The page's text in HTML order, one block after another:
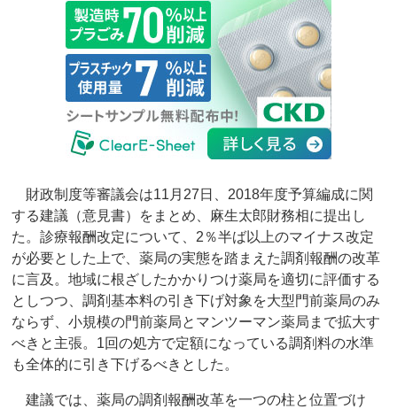
財政制度等審議会は11月27日、2018年度予算編成に関
する建議（意見書）をまとめ、麻生太郎財務相に提出し
た。診療報酬改定について、2％半ば以上のマイナス改定
が必要とした上で、薬局の実態を踏まえた調剤報酬の改革
に言及。地域に根ざしたかかりつけ薬局を適切に評価する
としつつ、調剤基本料の引き下げ対象を大型門前薬局のみ
ならず、小規模の門前薬局とマンツーマン薬局まで拡大す
べきと主張。1回の処方で定額になっている調剤料の水準
も全体的に引き下げるべきとした。
建議では、薬局の調剤報酬改革を一つの柱と位置づけ